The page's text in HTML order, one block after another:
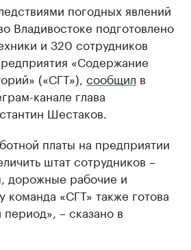
погодных явлений
Владивостоке подготовлено
и 320 сотрудников
«Содержание
(«СГТ»), сообщил в
канале глава
Шестаков.
платы на предприятии
штат сотрудников –
дорожные рабочие и
команда «СГТ» также готова
– сказано в